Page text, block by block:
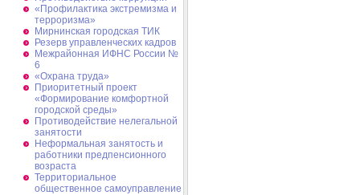
«Профилактика экстремизма и
терроризма»
Мирнинская городская ТИК
Резерв управленческих кадров
Межрайонная ИФНС России №
6
«Охрана труда»
Приоритетный проект
«Формирование комфортной
городской среды»
Противодействие нелегальной
занятости
Неформальная занятость и
работники предпенсионного
возраста
Территориальное
общественное самоуправление